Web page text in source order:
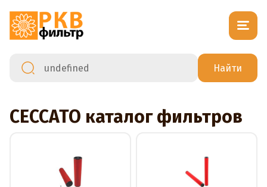
CECCATO каталог фильтров